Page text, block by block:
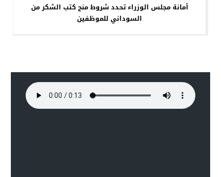
أمانة مجلس الوزراء تحدد شروط منح كتب الشكر من
السوداني للموظفين